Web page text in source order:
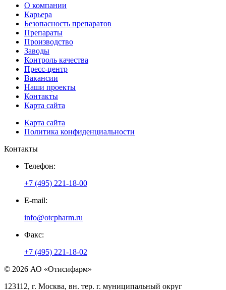
О компании
Карьера
Безопасность препаратов
Препараты
Производство
Заводы
Контроль качества
Пресс-центр
Вакансии
Наши проекты
Контакты
Карта сайта
Карта сайта
Политика конфиденциальности
Контакты
Телефон:
+7 (495) 221-18-00
E-mail:
info@otcpharm.ru
Факс:
+7 (495) 221-18-02
© 2026 АО «Отисифарм»
123112, г. Москва, вн. тер. г. муниципальный округ